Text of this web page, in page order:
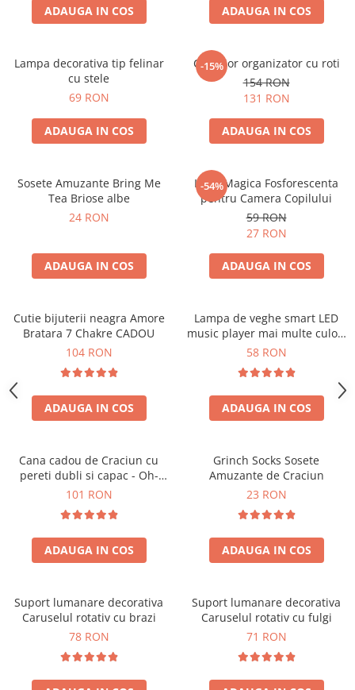
ADAUGA IN COS ADAUGA IN COS
Lampa decorativa tip felinar
cu stele
69 RON
ADAUGA IN COS
-15%
Carucior organizator cu roti
154 RON
131 RON
ADAUGA IN COS
Sosete Amuzante Bring Me
Tea Briose albe
24 RON
ADAUGA IN COS
-54%
Luna Magica Fosforescenta
pentru Camera Copilului
59 RON
27 RON
ADAUGA IN COS
Cutie bijuterii neagra Amore
Bratara 7 Chakre CADOU
104 RON
ADAUGA IN COS
Lampa de veghe smart LED
music player mai multe culori
touch control handsfree
58 RON
ADAUGA IN COS
Cana cadou de Craciun cu
pereti dubli si capac - Oh-
Brad-frumos
101 RON
ADAUGA IN COS
Grinch Socks Sosete
Amuzante de Craciun
23 RON
ADAUGA IN COS
Suport lumanare decorativa
Caruselul rotativ cu brazi
78 RON
Suport lumanare decorativa
Caruselul rotativ cu fulgi
71 RON